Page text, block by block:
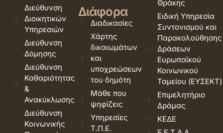
Διεύθυνση
Διοικητικών
Υπηρεσιών
Διεύθυνση
Δόμησης
Διεύθυνση
Καθαριότητας
&
Ανακύκλωσης
Διεύθυνση
Κοινωνικής
Διάφορα
Διαδικασίες
Χάρτης
δικαιωμάτων
και
υποχρεώσεων
του δημότη
Μάθε που
ψηφίζεις
Υπηρεσίες
Τ.Π.Ε.
Θράκης
Ειδική Υπηρεσία
Συντονισμού και
Παρακολούθησης
Δράσεων
Ευρωπαϊκού
Κοινωνικού
Ταμείου (ΕΥΣΕΚΤ)
Επιμελητήριο
Δράμας
ΚΕΔΕ